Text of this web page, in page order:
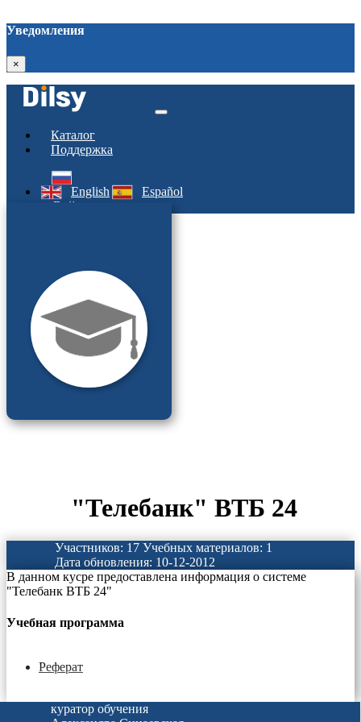
Уведомления
×
Каталог
Поддержка
English
Español
Войти
"Телебанк" ВТБ 24
Участников: 17 Учебных материалов: 1
Дата обновления: 10-12-2012
В данном кусре предоставлена информация о системе
"Телебанк ВТБ 24"
Учебная программа
Реферат
куратор обучения